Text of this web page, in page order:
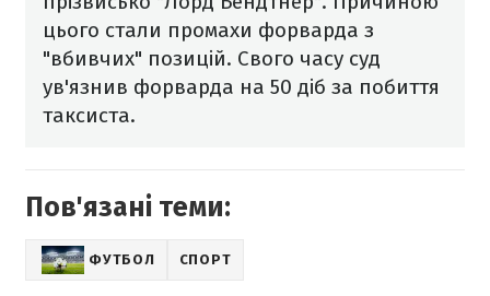
цього стали промахи форварда з
"вбивчих" позицій. Свого часу суд
ув'язнив форварда на 50 діб за побиття
таксиста.
Пов'язані теми:
ФУТБОЛ СПОРТ